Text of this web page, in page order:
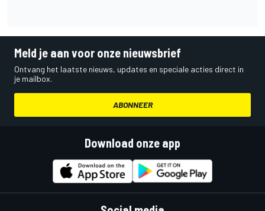
Meld je aan voor onze nieuwsbrief
Ontvang het laatste nieuws, updates en speciale acties direct in
je mailbox.
ABONNEER
Download onze app